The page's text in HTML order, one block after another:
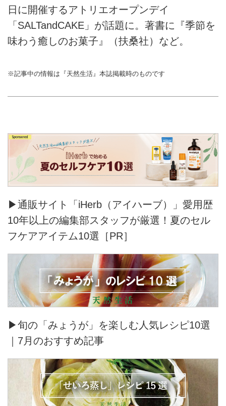
日に開催するアトリエオープンデイ
「SALTandCAKE」が話題に。著書に『季節を
味わう癒しのお菓子』（扶桑社）など。
※記事中の情報は『天然生活』本誌掲載時のものです
▶通販サイト「iHerb（アイハーブ）」愛用歴
10年以上の編集部スタッフが厳選！夏のセル
フケアアイテム10選［PR］
▶旬の「みょうが」を楽しむ人気レシピ10選
｜7月のおすすめ記事